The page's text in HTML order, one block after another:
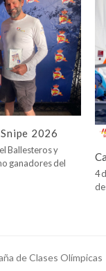
2026
Ballesteros y
ganadores del
4
de Clases Olímpicas